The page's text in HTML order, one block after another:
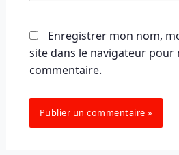
Enregistrer mon nom,
site dans le navigateur pour
commentaire.